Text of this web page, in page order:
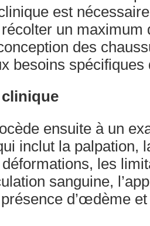
est
récolter un
des
besoins
ensuite à un
inclut la palpation,
les
sanguine,
d’œdème